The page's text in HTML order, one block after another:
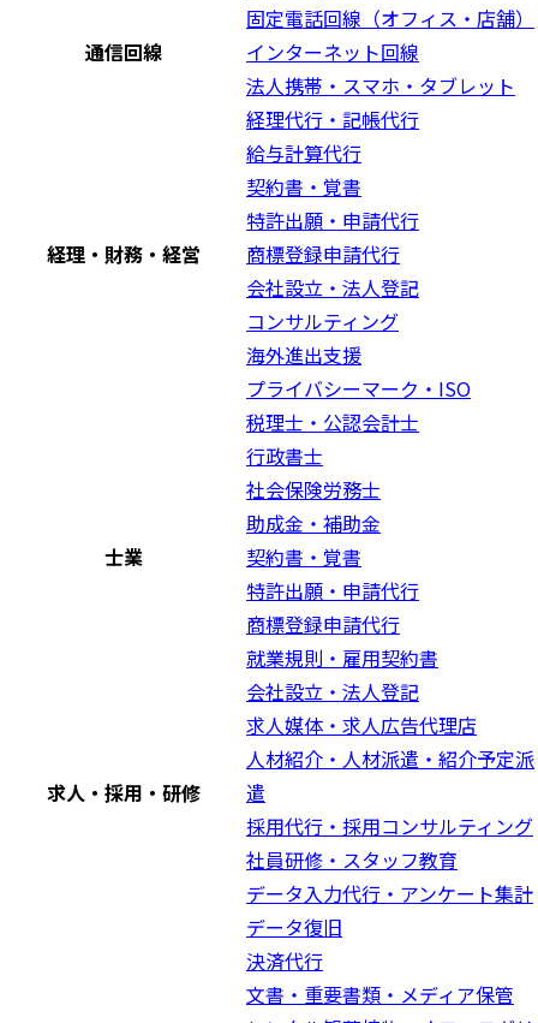
通信回線
固定電話回線（オフィス・店舗）
インターネット回線
法人携帯・スマホ・タブレット
経理・財務・経営
経理代行・記帳代行
給与計算代行
契約書・覚書
特許出願・申請代行
商標登録申請代行
会社設立・法人登記
コンサルティング
海外進出支援
プライバシーマーク・ISO
士業
税理士・公認会計士
行政書士
社会保険労務士
助成金・補助金
契約書・覚書
特許出願・申請代行
商標登録申請代行
就業規則・雇用契約書
会社設立・法人登記
求人・採用・研修
求人媒体・求人広告代理店
人材紹介・人材派遣・紹介予定派
遣
採用代行・採用コンサルティング
社員研修・スタッフ教育
データ入力代行・アンケート集計
データ復旧
決済代行
文書・重要書類・メディア保管